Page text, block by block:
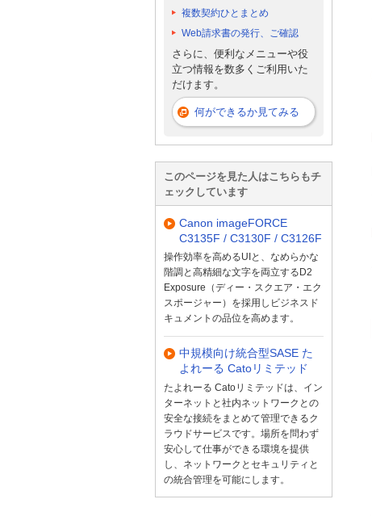
複数契約ひとまとめ
Web請求書の発行、ご確認
さらに、便利なメニューや役
立つ情報を数多くご利用いた
だけます。
何ができるか見てみる
このページを見た人はこちらもチ
ェックしています
Canon imageFORCE
C3135F / C3130F / C3126F
操作効率を高めるUIと、なめらかな
階調と高精細な文字を両立するD2
Exposure（ディー・スクエア・エク
スポージャー）を採用しビジネスド
キュメントの品位を高めます。
中規模向け統合型SASE た
よれーる Catoリミテッド
たよれーる Catoリミテッドは、イン
ターネットと社内ネットワークとの
安全な接続をまとめて管理できるク
ラウドサービスです。場所を問わず
安心して仕事ができる環境を提供
し、ネットワークとセキュリティと
の統合管理を可能にします。